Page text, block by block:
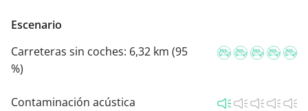
Escenario
Carreteras sin coches: 6,32 km (95
%)
Contaminación acústica